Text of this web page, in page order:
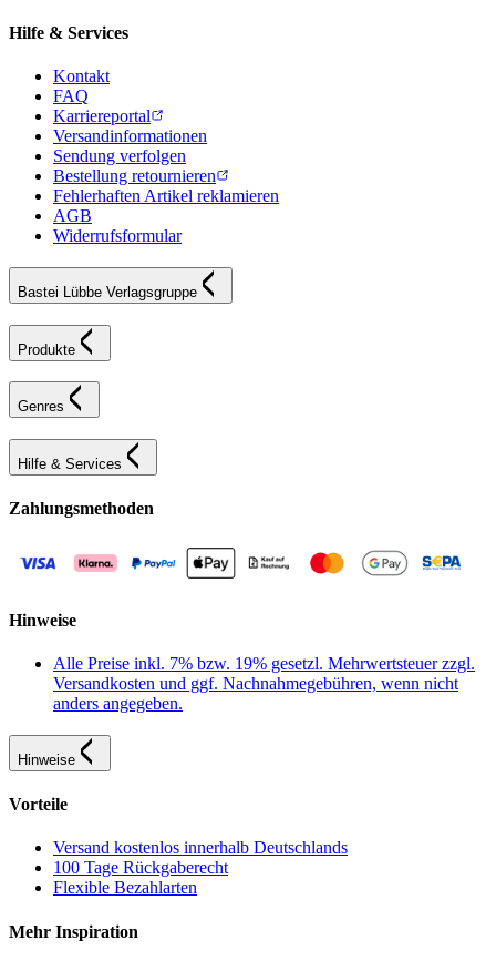
Hilfe & Services
Kontakt
FAQ
Karriereportal
Versandinformationen
Sendung verfolgen
Bestellung retournieren
Fehlerhaften Artikel reklamieren
AGB
Widerrufsformular
Bastei Lübbe Verlagsgruppe
Produkte
Genres
Hilfe & Services
Zahlungsmethoden
Hinweise
Alle Preise inkl. 7% bzw. 19% gesetzl. Mehrwertsteuer zzgl.
Versandkosten und ggf. Nachnahmegebühren, wenn nicht
anders angegeben.
Hinweise
Vorteile
Versand kostenlos innerhalb Deutschlands
100 Tage Rückgaberecht
Flexible Bezahlarten
Mehr Inspiration